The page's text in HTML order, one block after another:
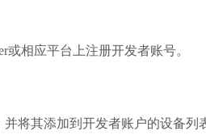
或相应平台上注册开发者账号。
将其添加到开发者账户的设备列